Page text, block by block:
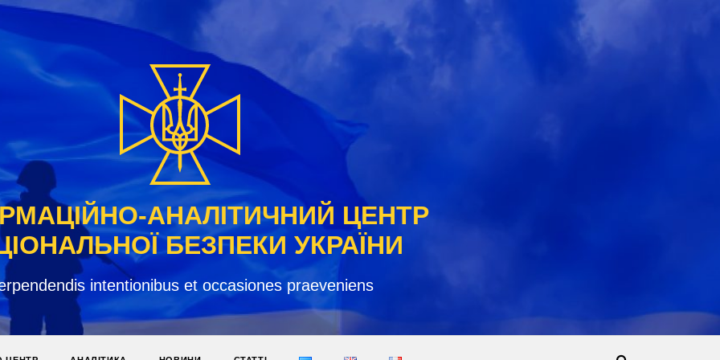
АНАЛІТИЧНИЙ ЦЕНТР
БЕЗПЕКИ УКРАЇНИ
intentionibus et occasiones praeveniens